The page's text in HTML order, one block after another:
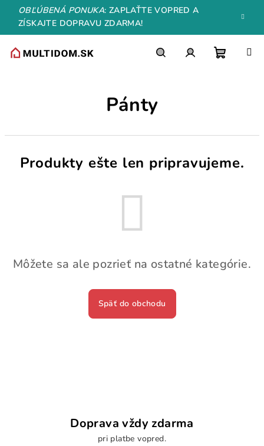
Prejsť
obsah
OBĽÚBENÁ PONUKA: ZAPLAŤTE VOPRED A
ZÍSKAJTE DOPRAVU ZDARMA!
Pánty
Produkty ešte len pripravujeme.
Môžete sa ale pozrieť na ostatné kategórie.
Späť do obchodu
Doprava vždy zdarma
pri platbe vopred.